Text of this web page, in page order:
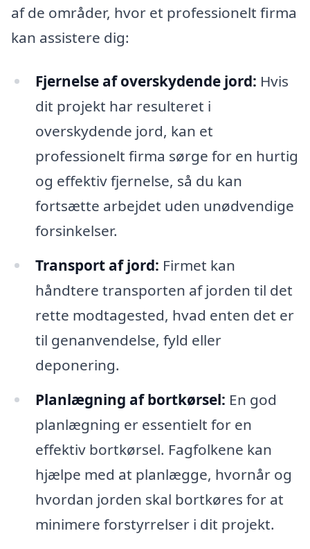
af de områder, hvor et professionelt firma
kan assistere dig:
Fjernelse af overskydende jord: Hvis
dit projekt har resulteret i
overskydende jord, kan et
professionelt firma sørge for en hurtig
og effektiv fjernelse, så du kan
fortsætte arbejdet uden unødvendige
forsinkelser.
Transport af jord: Firmet kan
håndtere transporten af jorden til det
rette modtagested, hvad enten det er
til genanvendelse, fyld eller
deponering.
Planlægning af bortkørsel: En god
planlægning er essentielt for en
effektiv bortkørsel. Fagfolkene kan
hjælpe med at planlægge, hvornår og
hvordan jorden skal bortkøres for at
minimere forstyrrelser i dit projekt.